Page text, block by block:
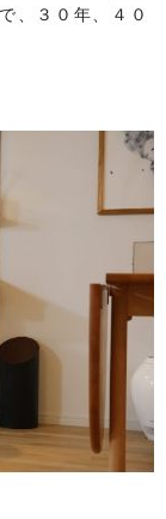
、３０年、４０